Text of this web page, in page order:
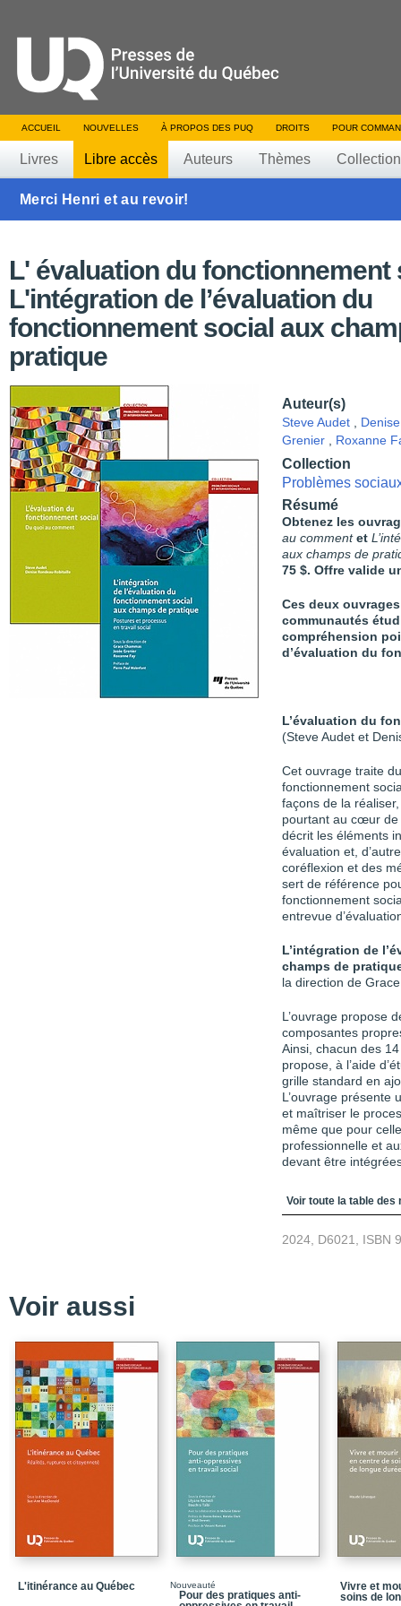
ACCUEIL NOUVELLES À PROPOS DES PUQ DROITS POUR
Livres Libre accès Auteurs Thèmes
Merci Henri et au revoir!
L' évaluation du fonctionnement
L'intégration de l’évaluation du
fonctionnement social aux
pratique
Auteur(s)
Steve Audet
Grenier
Roxanne
Collection
Problèmes
Résumé
Obtenez les
au commentet
aux champs de
75 $. Offre valide
Ces deux
communautés
compréhension
d’évaluation du
L’évaluation du
(Steve Audet et
Cet ouvrage traite
fonctionnement
façons de la
pourtant au cœur de
décrit les éléments
évaluation et,
coréflexion et des
sert de référence
fonctionnement
entrevue
L’intégration de
champs de
la direction de
L’ouvrage propose
composantes
Ainsi, chacun des
propose, à l’aide
grille standard en
L’ouvrage présente
et maîtriser le
même que pour
professionnelle et
devant être
Table des
Voir toute la table des
2024, D6021, ISBN
Voir aussi
L'itinérance au Québec Nouveauté
Pour des pratiques anti-
Vivre et
soins de